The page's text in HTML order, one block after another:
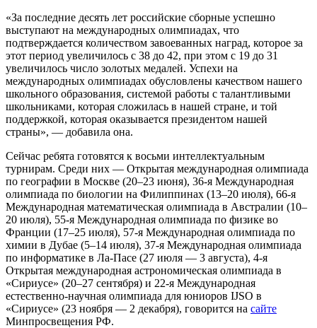
«За последние десять лет российские сборные успешно
выступают на международных олимпиадах, что
подтверждается количеством завоеванных наград, которое за
этот период увеличилось с 38 до 42, при этом с 19 до 31
увеличилось число золотых медалей. Успехи на
международных олимпиадах обусловлены качеством нашего
школьного образования, системой работы с талантливыми
школьниками, которая сложилась в нашей стране, и той
поддержкой, которая оказывается президентом нашей
страны», — добавила она.
Сейчас ребята готовятся к восьми интеллектуальным
турнирам. Среди них — Открытая международная олимпиада
по географии в Москве (20–23 июня), 36-я Международная
олимпиада по биологии на Филиппинах (13–20 июля), 66-я
Международная математическая олимпиада в Австралии (10–
20 июля), 55-я Международная олимпиада по физике во
Франции (17–25 июля), 57-я Международная олимпиада по
химии в Дубае (5–14 июля), 37-я Международная олимпиада
по информатике в Ла-Пасе (27 июля — 3 августа), 4-я
Открытая международная астрономическая олимпиада в
«Сириусе» (20–27 сентября) и 22-я Международная
естественно-научная олимпиада для юниоров IJSO в
«Сириусе» (23 ноября — 2 декабря), говорится на сайте
Минпросвещения РФ.